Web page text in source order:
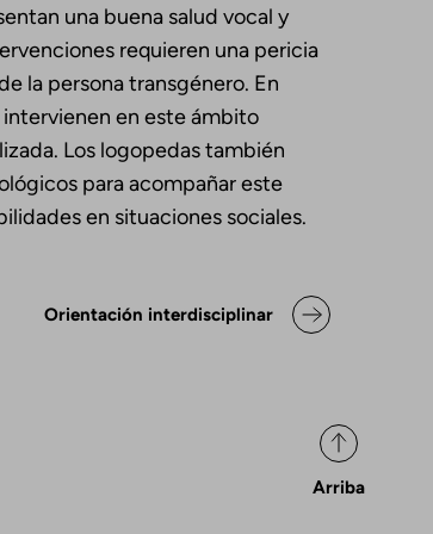
una buena salud vocal y
requieren una pericia
la persona transgénero. En
intervienen en este ámbito
Los logopedas también
para acompañar este
en situaciones sociales.
Declaración de
Arriba
Orientación interdisciplinar